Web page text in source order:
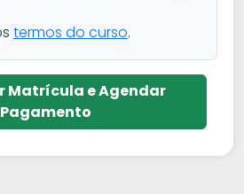
termos do curso.
Matrícula e Agendar
Pagamento